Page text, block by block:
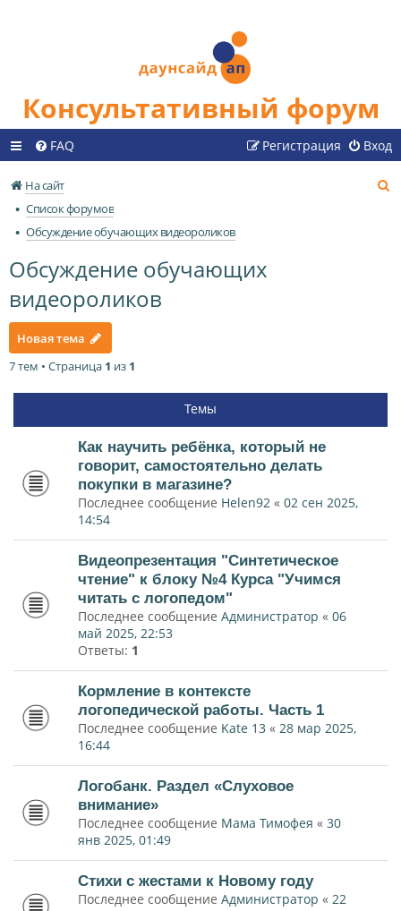
Консультативный форум
FAQ Вход
Регистрация
На сайт
Список форумов
Обсуждение обучающих видеороликов
Обсуждение обучающих
видеороликов
Новая тема
7 тем • Страница 1 из 1
Темы
Как научить ребёнка, который не
говорит, самостоятельно делать
покупки в магазине?
Последнее сообщение Helen92 « 02 сен 2025,
14:54
Видеопрезентация "Синтетическое
чтение" к блоку №4 Курса "Учимся
читать с логопедом"
Последнее сообщение Администратор « 06
май 2025, 22:53
Ответы: 1
Кормление в контексте
логопедической работы. Часть 1
Последнее сообщение Kate 13 « 28 мар 2025,
16:44
Логобанк. Раздел «Слуховое
внимание»
Последнее сообщение Мама Тимофея « 30
янв 2025, 01:49
Стихи с жестами к Новому году
Последнее сообщение Администратор « 22